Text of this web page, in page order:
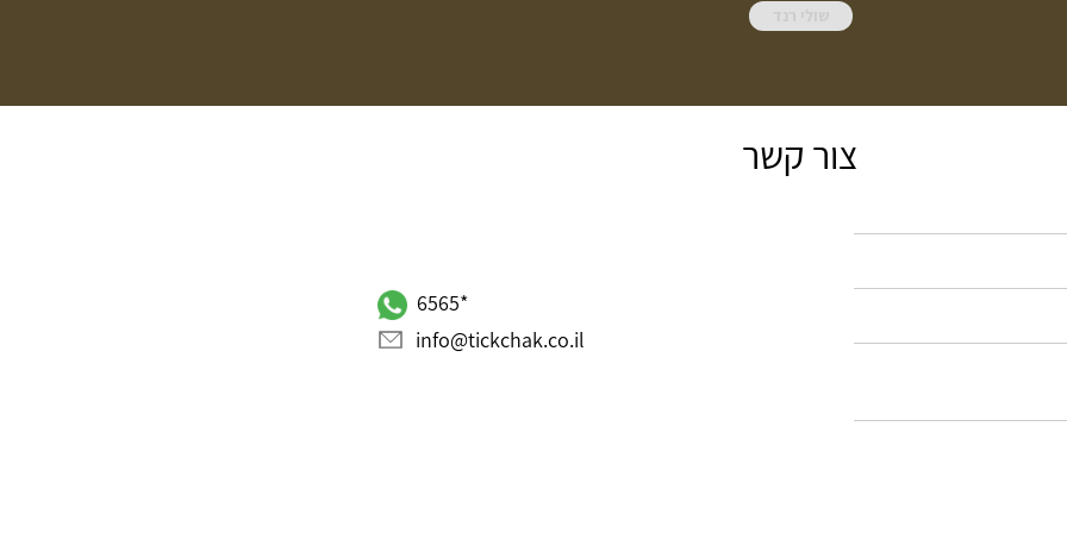
צור קשר
*6565
info@tickchak.co.il